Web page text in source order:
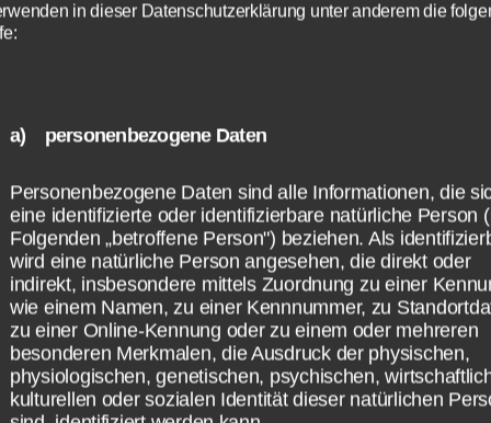
zum Windows
Update Problem:
konnten nicht
werden
in dieser Datenschutzerklärung unter anderem die
a) personenbezogene Daten
Personenbezogene Daten sind alle Informationen, die
eine identifizierte oder identifizierbare natürliche Person
Folgenden „betroffene Person") beziehen. Als
wird eine natürliche Person angesehen, die direkt oder
indirekt, insbesondere mittels Zuordnung zu einer
wie einem Namen, zu einer Kennnummer, zu
zu einer Online-Kennung oder zu einem oder mehreren
besonderen Merkmalen, die Ausdruck der physischen,
physiologischen, genetischen, psychischen,
kulturellen oder sozialen Identität dieser natürlichen